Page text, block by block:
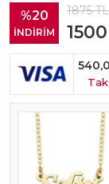
%20
İNDİRİM
1875TL
1500